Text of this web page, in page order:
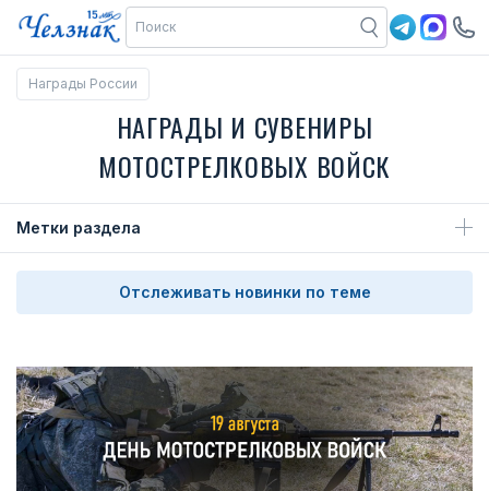
Награды России
НАГРАДЫ И СУВЕНИРЫ
МОТОСТРЕЛКОВЫХ ВОЙСК
Метки раздела
Отслеживать новинки по теме